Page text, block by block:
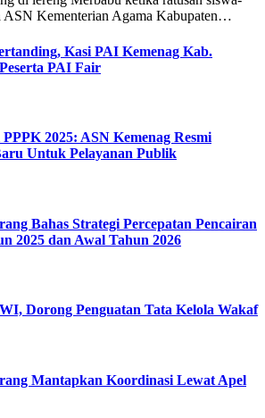
ASN Kementerian Agama Kabupaten…
Kasi PAI Kemenag Kab.
PAI Fair
2025: ASN Kemenag Resmi
Untuk Pelayanan Publik
Bahas Strategi Percepatan Pencairan
2025 dan Awal Tahun 2026
Dorong Penguatan Tata Kelola Wakaf
Mantapkan Koordinasi Lewat Apel